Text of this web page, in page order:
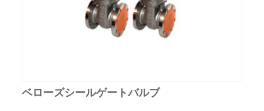
ベローズシールゲートバルブ